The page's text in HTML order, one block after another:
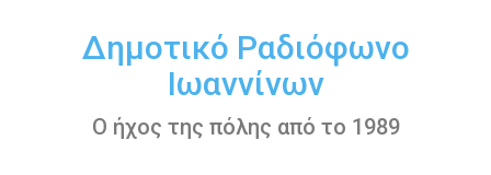
περιεχόμενοΔημοτικό Ραδιόφωνο
Ιωαννίνων
Ο ήχος της πόλης από το 1989